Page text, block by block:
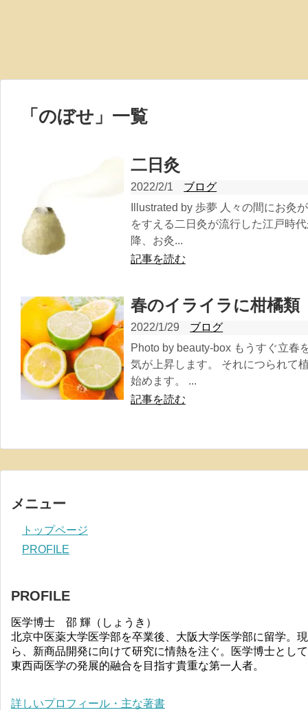
「 のぼせ 」 一覧
二日灸
2022/2/1
ブログ
Illustrated by 歩夢 人々の間にお灸
をすえる二日灸が流行した江戸時
降、お灸...
記事を読む
春のイライラに柑橘類
2022/1/29
ブログ
Photo by beauty-box もうすぐ立春
気が上昇します。 それにつられて
始めます。 ...
記事を読む
メニュー
トップページ
PROFILE
PROFILE
医学博士 邵 輝（しょうき）
北京中医薬大学医学部を卒業後、大阪大学医学部に留学。
ら、新商品開発に向けて研究に情熱を注ぐ。医学博士とし
東西両医学の発展的融合を目指す貴重な第一人者。
詳しいプロフィール・主な著書